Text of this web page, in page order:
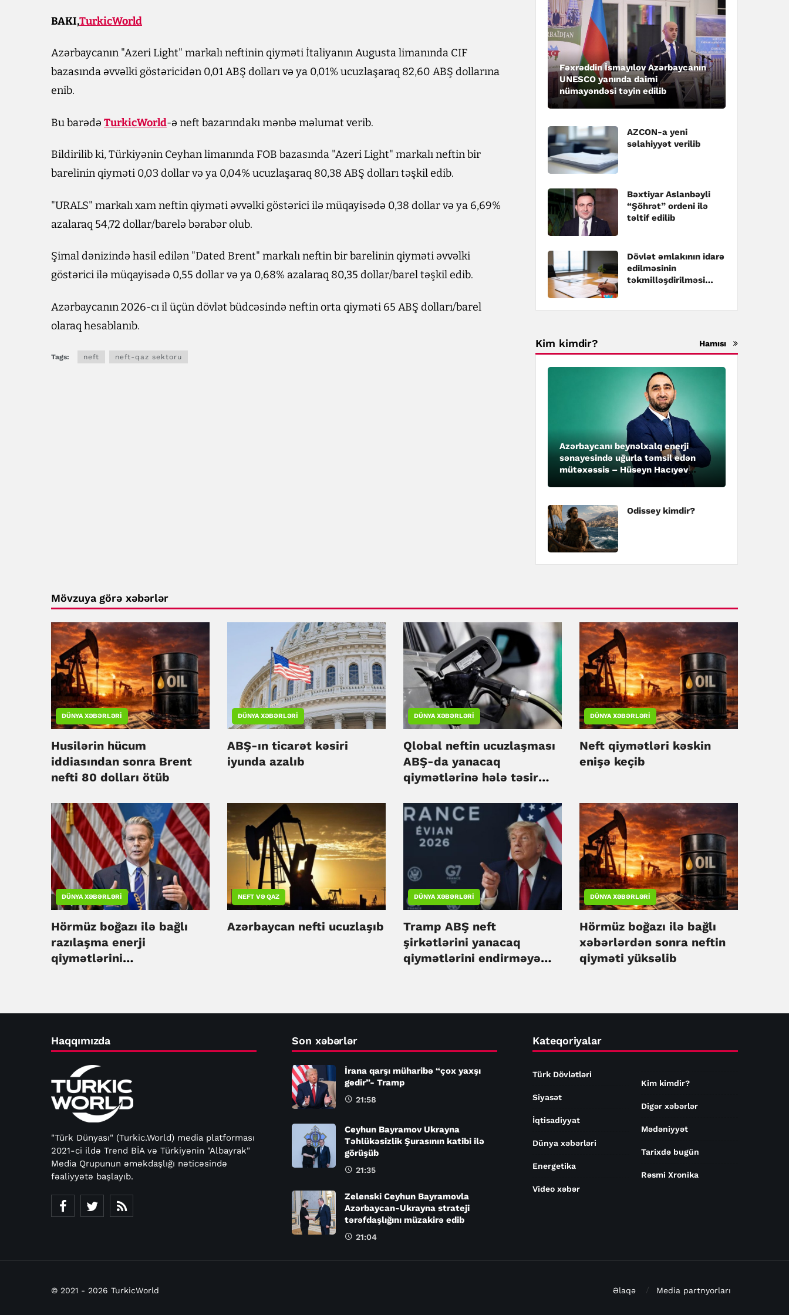
BAKI,TurkicWorld
Azərbaycanın "Azeri Light" markalı neftinin qiyməti İtaliyanın Augusta limanında CIF
bazasında əvvəlki göstəricidən 0,01 ABŞ dolları və ya 0,01% ucuzlaşaraq 82,60 ABŞ dollarına
enib.
Bu barədə TurkicWorld-ə neft bazarındakı mənbə məlumat verib.
Bildirilib ki, Türkiyənin Ceyhan limanında FOB bazasında "Azeri Light" markalı neftin bir
barelinin qiyməti 0,03 dollar və ya 0,04% ucuzlaşaraq 80,38 ABŞ dolları təşkil edib.
"URALS" markalı xam neftin qiyməti əvvəlki göstərici ilə müqayisədə 0,38 dollar və ya 6,69%
azalaraq 54,72 dollar/barelə bərabər olub.
Şimal dənizində hasil edilən "Dated Brent" markalı neftin bir barelinin qiyməti əvvəlki
göstərici ilə müqayisədə 0,55 dollar və ya 0,68% azalaraq 80,35 dollar/barel təşkil edib.
Azərbaycanın 2026-cı il üçün dövlət büdcəsində neftin orta qiyməti 65 ABŞ dolları/barel
olaraq hesablanıb.
Tags: neft neft-qaz sektoru
Fəxrəddin İsmayılov Azərbaycanın
UNESCO yanında daimi
nümayəndəsi təyin edilib
AZCON-a yeni
səlahiyyət verilib
Bəxtiyar Aslanbəyli
“Şöhrət” ordeni ilə
təltif edilib
Dövlət əmlakının idarə
edilməsinin
təkmilləşdirilməsi
Kim kimdir? Hamısı
Azərbaycanı beynəlxalq enerji
sənayesində uğurla təmsil edən
mütəxəssis – Hüseyn Hacıyev
Odissey kimdir?
Mövzuya görə xəbərlər
DÜNYA XƏBƏRLƏRI
Husilərin hücum
iddiasından sonra Brent
nefti 80 dolları ötüb
DÜNYA XƏBƏRLƏRI
ABŞ-ın ticarət kəsiri
iyunda azalıb
DÜNYA XƏBƏRLƏRI
Qlobal neftin ucuzlaşması
ABŞ-da yanacaq
qiymətlərinə hələ təsir
DÜNYA XƏBƏRLƏRI
Neft qiymətləri kəskin
enişə keçib
DÜNYA XƏBƏRLƏRI
Hörmüz boğazı ilə bağlı
razılaşma enerji
qiymətlərini
NEFT VƏ QAZ
Azərbaycan nefti ucuzlaşıb
DÜNYA XƏBƏRLƏRI
Tramp ABŞ neft
şirkətlərini yanacaq
qiymətlərini endirməyə
DÜNYA XƏBƏRLƏRI
Hörmüz boğazı ilə bağlı
xəbərlərdən sonra neftin
qiyməti yüksəlib
Haqqımızda
"Türk Dünyası" (Turkic.World) media platforması
2021-ci ildə Trend BİA və Türkiyənin "Albayrak"
Media Qrupunun əməkdaşlığı nəticəsində
fəaliyyətə başlayıb.
Son xəbərlər
İrana qarşı müharibə “çox yaxşı
gedir”- Tramp
21:58
Ceyhun Bayramov Ukrayna
Təhlükəsizlik Şurasının katibi ilə
görüşüb
21:35
Zelenski Ceyhun Bayramovla
Azərbaycan-Ukrayna strateji
tərəfdaşlığını müzakirə edib
21:04
Kateqoriyalar
Türk Dövlətləri
Siyasət
İqtisadiyyat
Dünya xəbərləri
Energetika
Video xəbər
Kim kimdir?
Digər xəbərlər
Mədəniyyət
Tarixdə bugün
Rəsmi Xronika
© 2021 - 2026 TurkicWorld Əlaqə Media partnyorları